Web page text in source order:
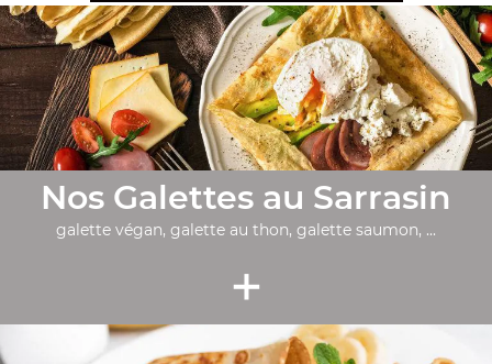
Nos Galettes au Sarrasin
galette végan, galette au thon, galette saumon, ...
+